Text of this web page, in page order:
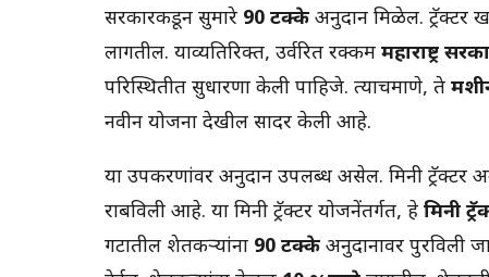
सरकारकडून सुमारे 90 टक्के अनुदान मिळेल. ट्रॅक्टर
लागतील. याव्यतिरिक्त, उर्वरित रक्कम महाराष्ट्र
परिस्थितीत सुधारणा केली पाहिजे. त्याचप्रमाणे, ते
नवीन योजना देखील सादर केली आहे.
या उपकरणांवर अनुदान उपलब्ध असेल. मिनी ट्रॅक्टर
राबविली आहे. या मिनी ट्रॅक्टर योजनेंतर्गत, हे मिनी
गटातील शेतकर्‍यांना 90 टक्के अनुदानावर पुरविली